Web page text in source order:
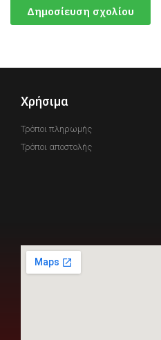
Χρήσιμα
Τρόποι πληρωμής
Τρόποι αποστολής